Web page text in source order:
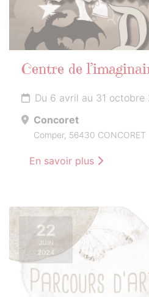
Centre de
Du 6 avril au 31 octobre
Concoret
Comper, 56430 CONCORET
En savoir plus
22
JUIN
2024